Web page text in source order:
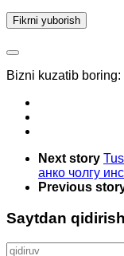
Bizni kuzatib boring:
Next story
анко чолгу
Previous
Saytdan qidirish
Qidirshish: